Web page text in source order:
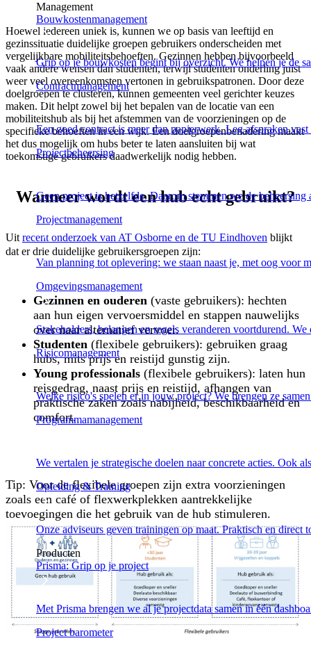
Management
Bouwkostenmanagement
Grip op je bouwkosten begint bij overzicht. We helpen je de
Contractmanagement
Een goed contract is meer dan papierwerk. Leg afspraken
Projectbeheersing
Geen project is hetzelfde. Daarom stemmen we de
Projectmanagement
Van planning tot oplevering: we staan naast je, met oog voor
Omgevingsmanagement
Stakeholders, belangen en regels veranderen voortdurend.
Risicomanagement
Welke risico's spelen er in jouw project? We brengen ze
Programmamanagement
We vertalen je strategische doelen naar concrete acties. Ook
Opleiding & Training
Onze adviseurs geven trainingen op maat. Praktisch en direct
Producten
Prisma: Grip op je project
Met Prisma brengen we al je projectdata samen in één
Project barometer
Hoewel iedereen uniek is, kunnen we op basis van leeftijd en
gezinssituatie duidelijke groepen gebruikers onderscheiden met
vergelijkbare mobiliteitsbehoeften. Gezinnen hebben bijvoorbeeld
vaak andere wensen dan studenten, terwijl studenten onderling juist
weer veel overeenkomsten vertonen in gebruikspatronen. Door deze
doelgroepen te clusteren, kunnen gemeenten veel gerichter keuzes
maken. Dit helpt zowel bij het bepalen van de locatie van een
mobiliteitshub als bij het afstemmen van de voorzieningen op de
specifieke behoeften in een wijk. Een doelgroepenbenadering maakt
het dus mogelijk om hubs beter te laten aansluiten bij wat
toekomstige gebruikers daadwerkelijk nodig hebben.
Wanneer wordt een hub echt gebruikt?
Uit recent onderzoek van AT Osborne en de TU Eindhoven blijkt
dat er drie duidelijke gebruikersgroepen zijn:
Gezinnen en ouderen (vaste gebruikers): hechten
aan hun eigen vervoersmiddel en stappen nauwelijks
over naar alternatief vervoer.
Studenten (flexibele gebruikers): gebruiken graag
hubs, mits prijs en reistijd gunstig zijn.
Young professionals (flexibele gebruikers): laten hun
reisgedrag, naast prijs en reistijd, afhangen van
praktische zaken zoals nabijheid, beschikbaarheid en
comfort.
Tip: Voor de flexibele groepen zijn extra voorzieningen
zoals een café of flexwerkplekken aantrekkelijke
toevoegingen die het gebruik van de hub stimuleren.